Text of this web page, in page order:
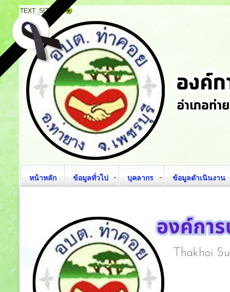
TEXT_SIZE
หน้าหลัก ข้อมูลทั่วไป บุคลากร ข้อมูลดำเนินงาน